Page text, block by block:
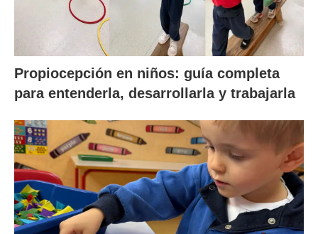
Propiocepción en niños: guía completa
para entenderla, desarrollarla y trabajarla